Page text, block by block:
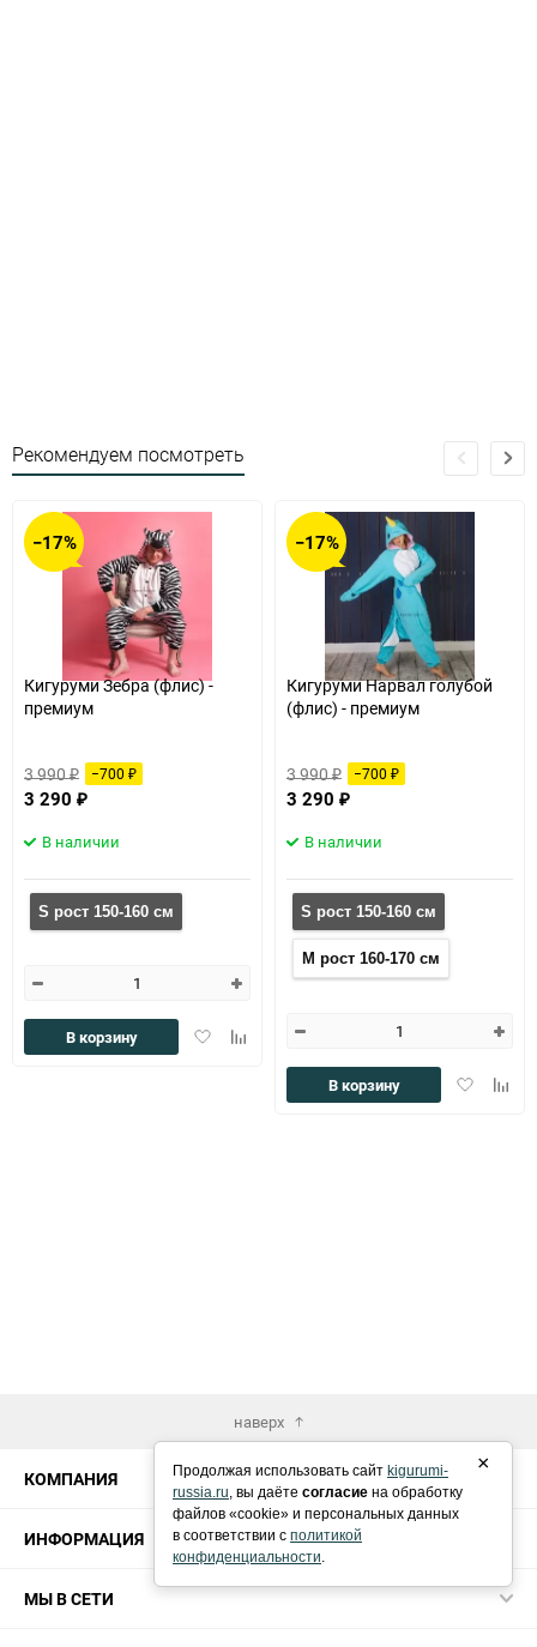
Рекомендуем посмотреть
−17%
Кигуруми Зебра (флис) -
премиум
3 990₽ −700 ₽
3 290 ₽
В наличии
S рост 150-160 см
ДобавитьДобавить
В корзину
−17%
Кигуруми Нарвал голубой
(флис) - премиум
3 990₽ −700 ₽
3 290 ₽
В наличии
S рост 150-160 см
M рост 160-170 см
Добавить
В корзину
наверх
КОМПАНИЯ
ИНФОРМАЦИЯ
МЫ В СЕТИ
Продолжая использовать сайт kigurumi-
russia.ru, вы даёте согласие на обработку
файлов «cookie» и персональных данных
в соответствии с политикой
конфиденциальности.
×